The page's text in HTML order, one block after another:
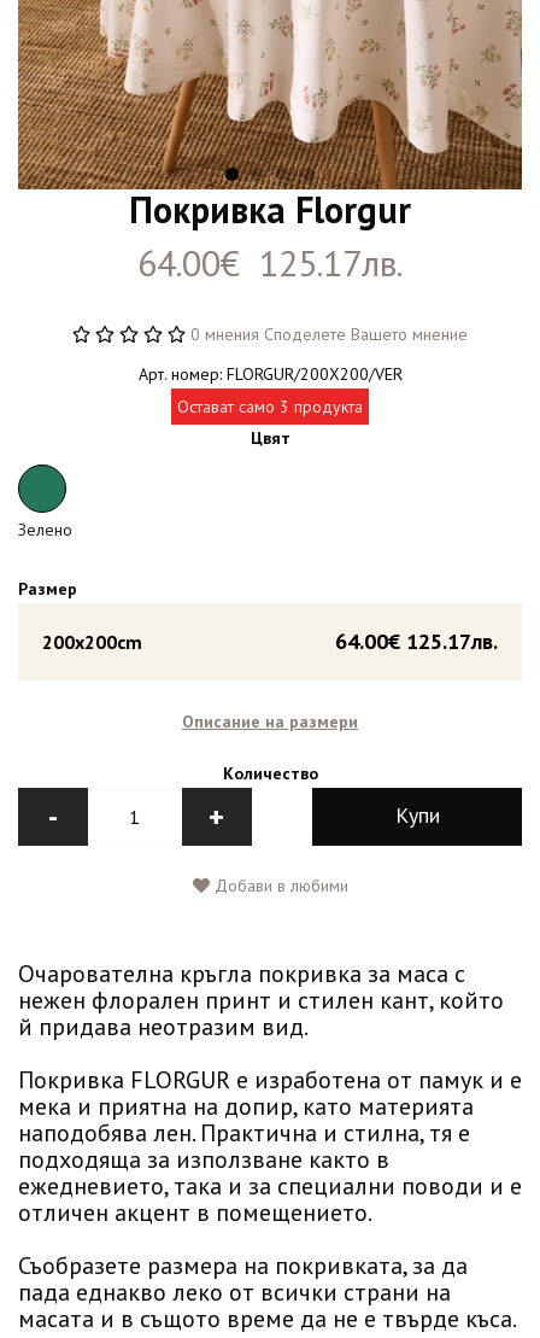
Покривка Florgur
64.00€ 125.17лв.
0 мнения Споделете Вашето мнение
Арт. номер: FLORGUR/200X200/VER
Остават само 3 продукта
Цвят
Зелено
Размер
200x200cm 125.17лв.
64.00€
Описание на размери
Количество
- + Купи
Добави в любими
Очарователна кръгла покривка за маса с
нежен флорален принт и стилен кант, който
й придава неотразим вид.
Покривка FLORGUR е изработена от памук и е
мека и приятна на допир, като материята
наподобява лен. Практична и стилна, тя е
подходяща за използване както в
ежедневието, така и за специални поводи и е
отличен акцент в помещението.
Съобразете размера на покривката, за да
пада еднакво леко от всички страни на
масата и в същото време да не е твърде къса.